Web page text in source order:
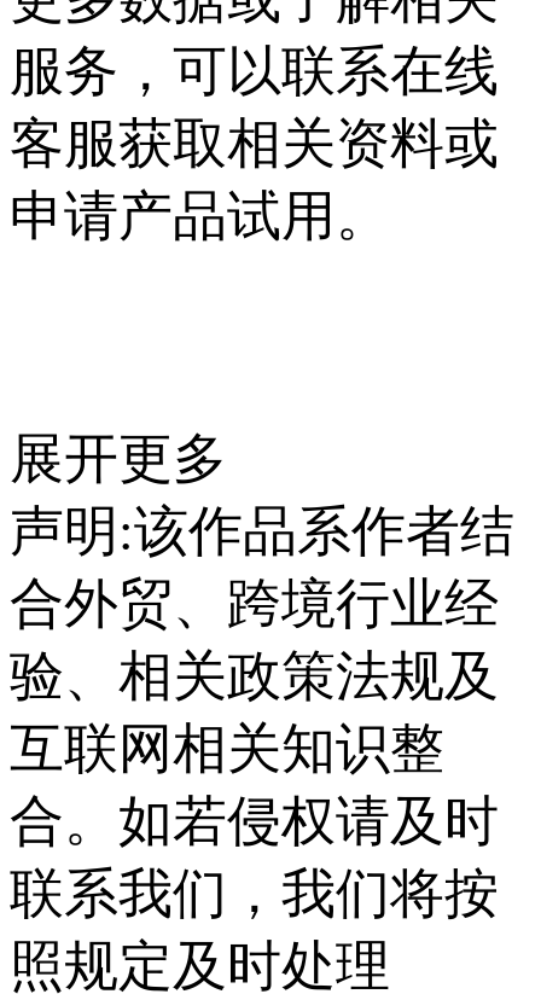
服务，可以联系在线
客服获取相关资料或
申请产品试用。
展开更多
声明:该作品系作者结
合外贸、跨境行业经
验、相关政策法规及
互联网相关知识整
合。如若侵权请及时
联系我们，我们将按
照规定及时处理